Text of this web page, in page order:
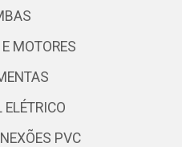
MOTORES
ELÉTRICO
PVC